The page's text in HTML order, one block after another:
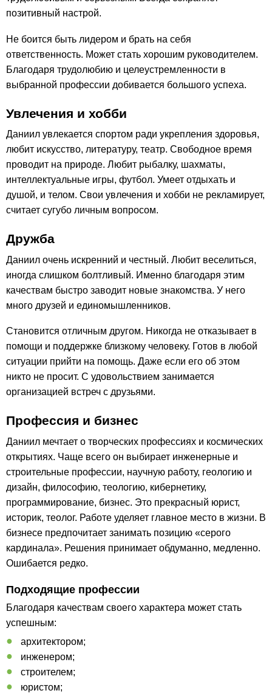
позитивный настрой.
Не боится быть лидером и брать на себя
ответственность. Может стать хорошим руководителем.
Благодаря трудолюбию и целеустремленности в
выбранной профессии добивается большого успеха.
Увлечения и хобби
Даниил увлекается спортом ради укрепления здоровья,
любит искусство, литературу, театр. Свободное время
проводит на природе. Любит рыбалку, шахматы,
интеллектуальные игры, футбол. Умеет отдыхать и
душой, и телом. Свои увлечения и хобби не рекламирует,
считает сугубо личным вопросом.
Дружба
Даниил очень искренний и честный. Любит веселиться,
иногда слишком болтливый. Именно благодаря этим
качествам быстро заводит новые знакомства. У него
много друзей и единомышленников.
Становится отличным другом. Никогда не отказывает в
помощи и поддержке близкому человеку. Готов в любой
ситуации прийти на помощь. Даже если его об этом
никто не просит. С удовольствием занимается
организацией встреч с друзьями.
Профессия и бизнес
Даниил мечтает о творческих профессиях и космических
открытиях. Чаще всего он выбирает инженерные и
строительные профессии, научную работу, геологию и
дизайн, философию, теологию, кибернетику,
программирование, бизнес. Это прекрасный юрист,
историк, теолог. Работе уделяет главное место в жизни. В
бизнесе предпочитает занимать позицию «серого
кардинала». Решения принимает обдуманно, медленно.
Ошибается редко.
Подходящие профессии
Благодаря качествам своего характера может стать
успешным:
архитектором;
инженером;
строителем;
юристом;